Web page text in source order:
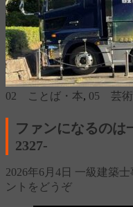
02 ことば・本, 05 芸術
ファンになるのは
2327‐
2026年6月4日 一級建築
ントをどうぞ